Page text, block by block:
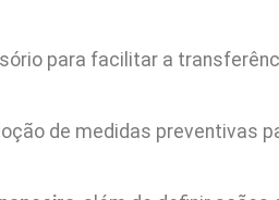
para facilitar a
de medidas preventivas